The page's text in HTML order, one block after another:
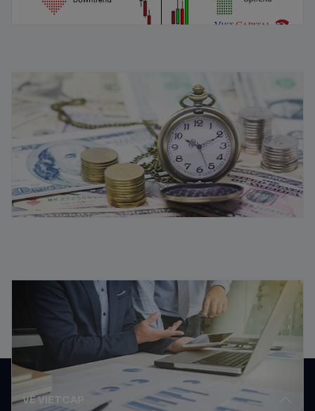
Vòng quay vốn lưu động là gì? Chiến lược quản lý hiệu
quả
11/08/2025
Vốn lưu động là gì? Ý nghĩa vốn lưu động trong kinh
08/08/2025
VỀ VIETCAP